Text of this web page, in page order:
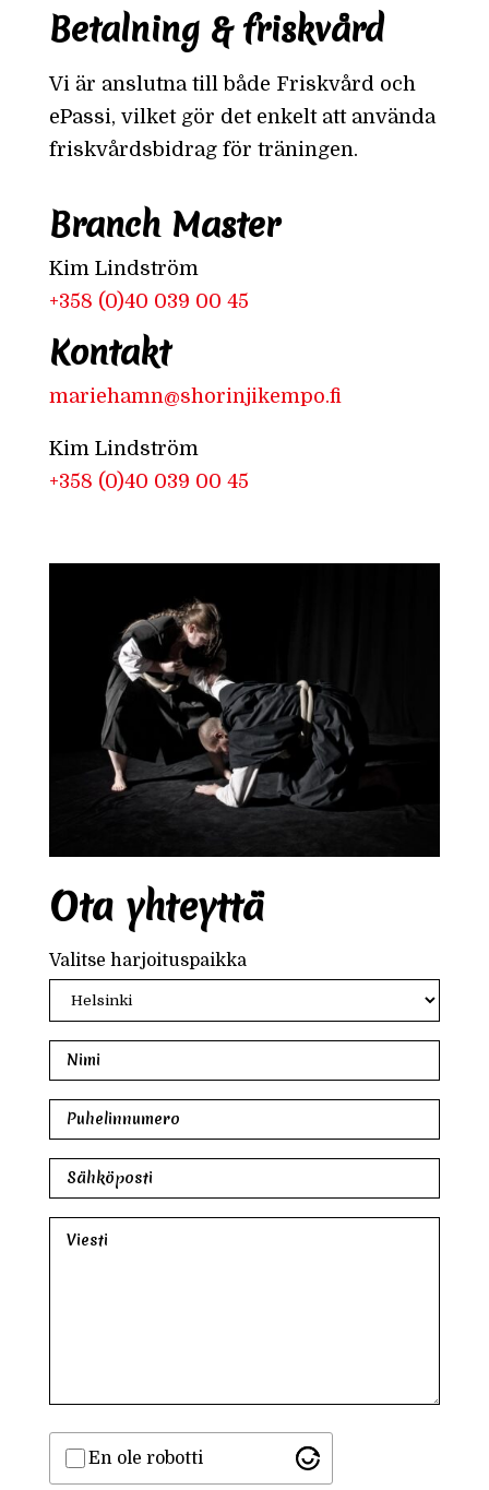
Betalning & friskvård
Vi är anslutna till både Friskvård och
ePassi, vilket gör det enkelt att använda
friskvårdsbidrag för träningen.
Branch Master
Kim Lindström
+358 (0)40 039 00 45
Kontakt
mariehamn@shorinjikempo.fi
Kim Lindström
+358 (0)40 039 00 45
Ota yhteyttä
Valitse harjoituspaikka
En ole robotti